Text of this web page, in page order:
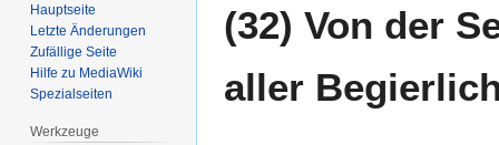
Navigation
Suche
(32) Von der
aller
Hauptseite
Letzte Änderungen
Zufällige Seite
Hilfe zu MediaWiki
Spezialseiten
Werkzeuge